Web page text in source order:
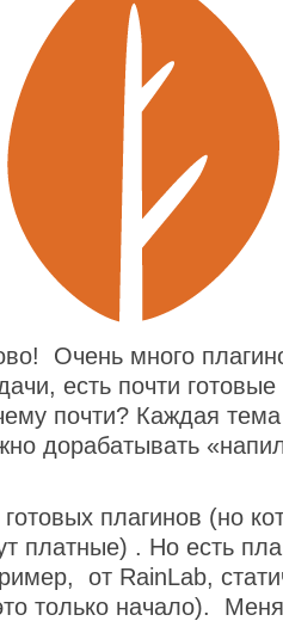
Очень много
есть почти
почти? Каждая
дорабатывать
готовых плагинов (но
платные) . Но есть
от RainLab,
только начало).